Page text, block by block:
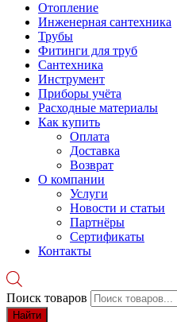
Отопление
Инженерная сантехника
Трубы
Фитинги для труб
Сантехника
Инструмент
Приборы учёта
Расходные материалы
Как купить
Оплата
Доставка
Возврат
О компании
Услуги
Новости и статьи
Партнёры
Сертификаты
Контакты
Поиск товаров
Найти